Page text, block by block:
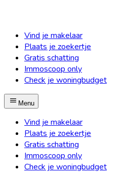
Vind je makelaar
Plaats je zoekertje
Gratis schatting
Immoscoop only
Check je woningbudget
Menu
Vind je makelaar
Plaats je zoekertje
Gratis schatting
Immoscoop only
Check je woningbudget